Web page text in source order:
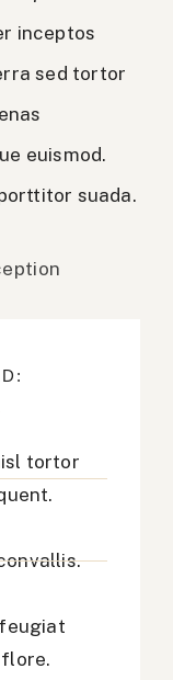
inceptos
sed tortor
euismod.
suada.
tortor